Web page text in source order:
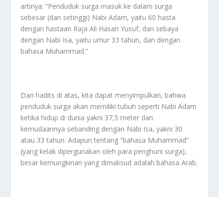
artinya: “Penduduk surga masuk ke dalam surga
sebesar (dan setinggi) Nabi Adam, yaitu 60 hasta
dengan hastaan Raja Ali Hasan Yusuf, dan sebaya
dengan Nabi Isa, yaitu umur 33 tahun, dan dengan
bahasa Muhammad.”
Dari hadits di atas, kita dapat menyimpulkan, bahwa
penduduk surga akan memiliki tubuh seperti Nabi Adam
ketika hidup di dunia yakni 37,5 meter dan
kemudaannya sebanding dengan Nabi Isa, yakni 30
atau 33 tahun. Adapun tentang “bahasa Muhammad”
(yang kelak dipergunakan oleh para penghuni surga),
besar kemungkinan yang dimaksud adalah bahasa Arab.